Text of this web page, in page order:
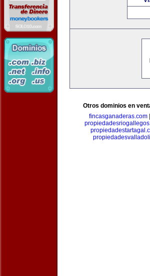
Otros dominios en
fincasganaderas.com